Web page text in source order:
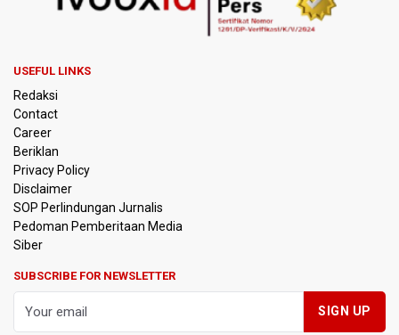
Korlantas Polri dan Jasa Marga Bahas Zero ODOL hingga
Integrasi Teknologi Tol Jelang Libur Nataru
di Luwu Timur, Desak Hentikan Kekerasan terhadap
Warga Berdalih PSN
Kebakaran Landa Blok Bantengan di Kawasan Taman
Nasional Bromo Tengger Semeru, Tiga Jalur Akses
Wisata Ditutup
Malut United Pindah Kandang ke Semarang, Ganti Nama
Jadi Java United FC
Persebaya Lawan Persib Bandung di Final Piala Presiden
USEFUL LINKS
Redaksi
Contact
Career
Beriklan
Privacy Policy
Disclaimer
SOP Perlindungan Jurnalis
Pedoman Pemberitaan Media
Siber
SUBSCRIBE FOR NEWSLETTER